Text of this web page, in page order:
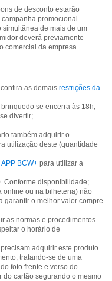
de desconto estarão
promocional.
de mais de um
deverá previamente
comercial da empresa.
as demais restrições da
brinquedo se encerra às 18h,
divertir;
também adquirir o
utilização deste (quantidade
APP BCW+ para utilizar a
Conforme disponibilidade;
online ou na bilheteria) não
garantir o melhor valor compre
as normas e procedimentos
o horário de
adquirir este produto.
tratando-se de uma
foto frente e verso do
cartão segurando o mesmo